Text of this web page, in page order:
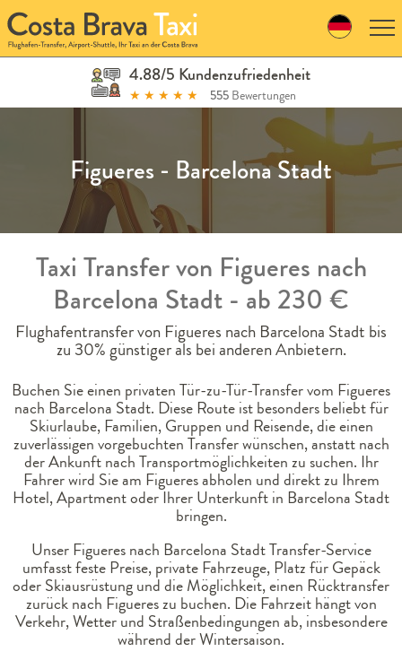
Skip
to
navigation
Skip
4.88/5 Kundenzufriedenheit
★ ★ ★ ★ ★ 555 Bewertungen
Figueres - Barcelona Stadt
Taxi Transfer von Figueres nach
Barcelona Stadt - ab 230 €
Flughafentransfer von Figueres nach Barcelona Stadt bis
zu 30% günstiger als bei anderen Anbietern.
Buchen Sie einen privaten Tür-zu-Tür-Transfer vom Figueres
nach Barcelona Stadt. Diese Route ist besonders beliebt für
Skiurlaube, Familien, Gruppen und Reisende, die einen
zuverlässigen vorgebuchten Transfer wünschen, anstatt nach
der Ankunft nach Transportmöglichkeiten zu suchen. Ihr
Fahrer wird Sie am Figueres abholen und direkt zu Ihrem
Hotel, Apartment oder Ihrer Unterkunft in Barcelona Stadt
bringen.
Unser Figueres nach Barcelona Stadt Transfer-Service
umfasst feste Preise, private Fahrzeuge, Platz für Gepäck
oder Skiausrüstung und die Möglichkeit, einen Rücktransfer
zurück nach Figueres zu buchen. Die Fahrzeit hängt von
Verkehr, Wetter und Straßenbedingungen ab, insbesondere
während der Wintersaison.